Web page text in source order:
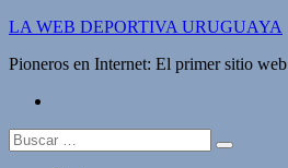
Saltar
contenido
LA WEB DEPORTIVA URUGUAYA
Pioneros en Internet: El primer sitio
Buscar: